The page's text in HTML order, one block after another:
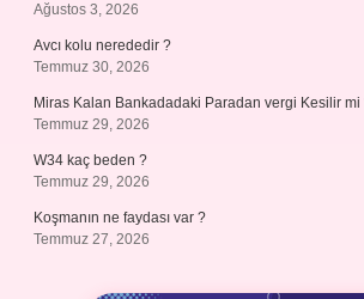
Ağustos 3, 2026
Avcı kolu nerededir ?
Temmuz 30, 2026
Miras Kalan Bankadadaki Paradan vergi Kesilir mi
Temmuz 29, 2026
W34 kaç beden ?
Temmuz 29, 2026
Koşmanın ne faydası var ?
Temmuz 27, 2026